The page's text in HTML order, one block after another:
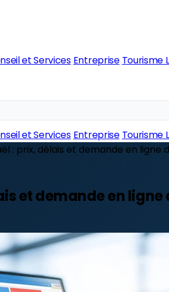
et Services Entreprise Tourisme
et Services Entreprise Tourisme
: prix, délais et demande en ligne
et demande en